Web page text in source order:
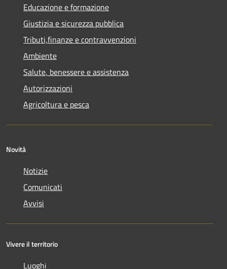
Educazione e formazione
Giustizia e sicurezza pubblica
Tributi,finanze e contravvenzioni
Ambiente
Salute, benessere e assistenza
Autorizzazioni
Agricoltura e pesca
Novità
Notizie
Comunicati
Avvisi
Vivere il territorio
Luoghi